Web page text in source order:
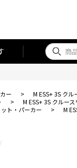
ー >
M ESS+ 3S クル
>
M ESS+ 3S クルー
ト・パーカー > M